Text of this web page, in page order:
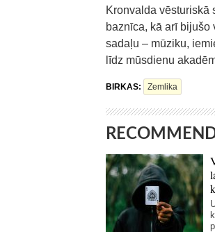
Kronvalda vēsturiskā
baznīca, kā arī bijušo
sadaļu – mūziku,
līdz mūsdienu
BIRKAS: Zemlika